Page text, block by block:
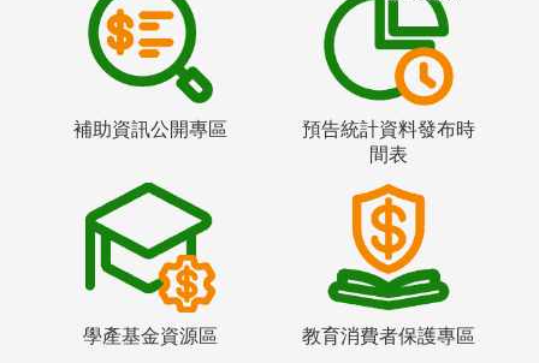
補助資訊公開專區
預告統計資料發布時
間表
學產基金資源區 教育消費者保護專區